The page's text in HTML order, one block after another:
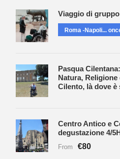
Viaggio di
Roma -Napoli...
Pasqua
Natura,
Cilento, là dove è
Centro Antico e
degustazione 4/
From €80